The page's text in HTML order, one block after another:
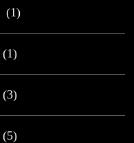
(1)
(1)
(3)
(5)